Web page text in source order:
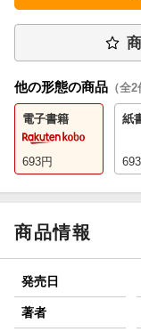
他の形態の商品 （全2
電子書籍
693円
紙
693
商品情報
発売日
著者